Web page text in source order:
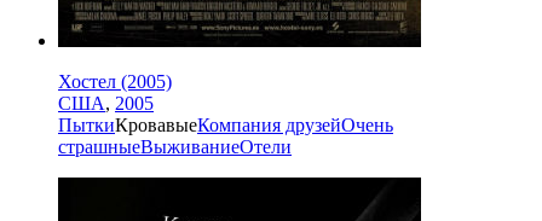
Хостел (2005)
США, 2005
ПыткиКровавыеКомпания друзейОчень
страшныеВыживаниеОтели